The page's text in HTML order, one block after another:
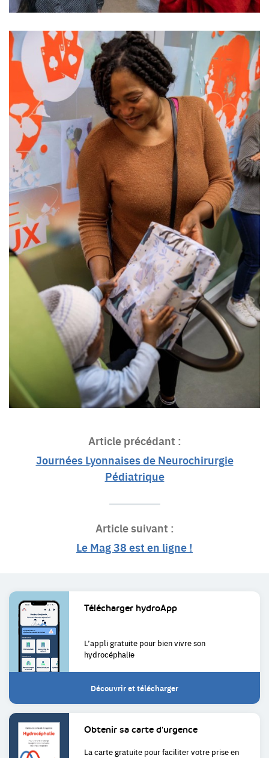
Article précédant :
Journées Lyonnaises de Neurochirurgie
Pédiatrique
Article suivant :
Le Mag 38 est en ligne !
Liens
utiles
Télécharger hydroApp
L’appli gratuite pour bienvivre son
hydrocéphalie
Découvrir et télécharger
Obtenir sa carte d'urgence
La carte gratuite pour facilitervotre prise en